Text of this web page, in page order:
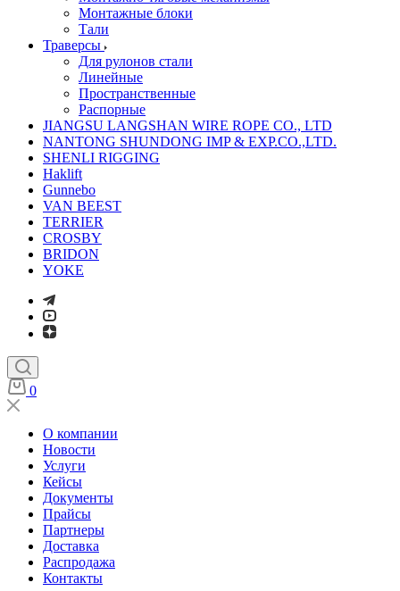
Монтажные блоки
Тали
Траверсы
Для рулонов стали
Линейные
Пространственные
Распорные
JIANGSU LANGSHAN WIRE ROPE CO., LTD
NANTONG SHUNDONG IMP & EXP.CO.,LTD.
SHENLI RIGGING
Haklift
Gunnebo
VAN BEEST
TERRIER
CROSBY
BRIDON
YOKE
0
О компании
Новости
Услуги
Кейсы
Документы
Прайсы
Партнеры
Доставка
Распродажа
Контакты